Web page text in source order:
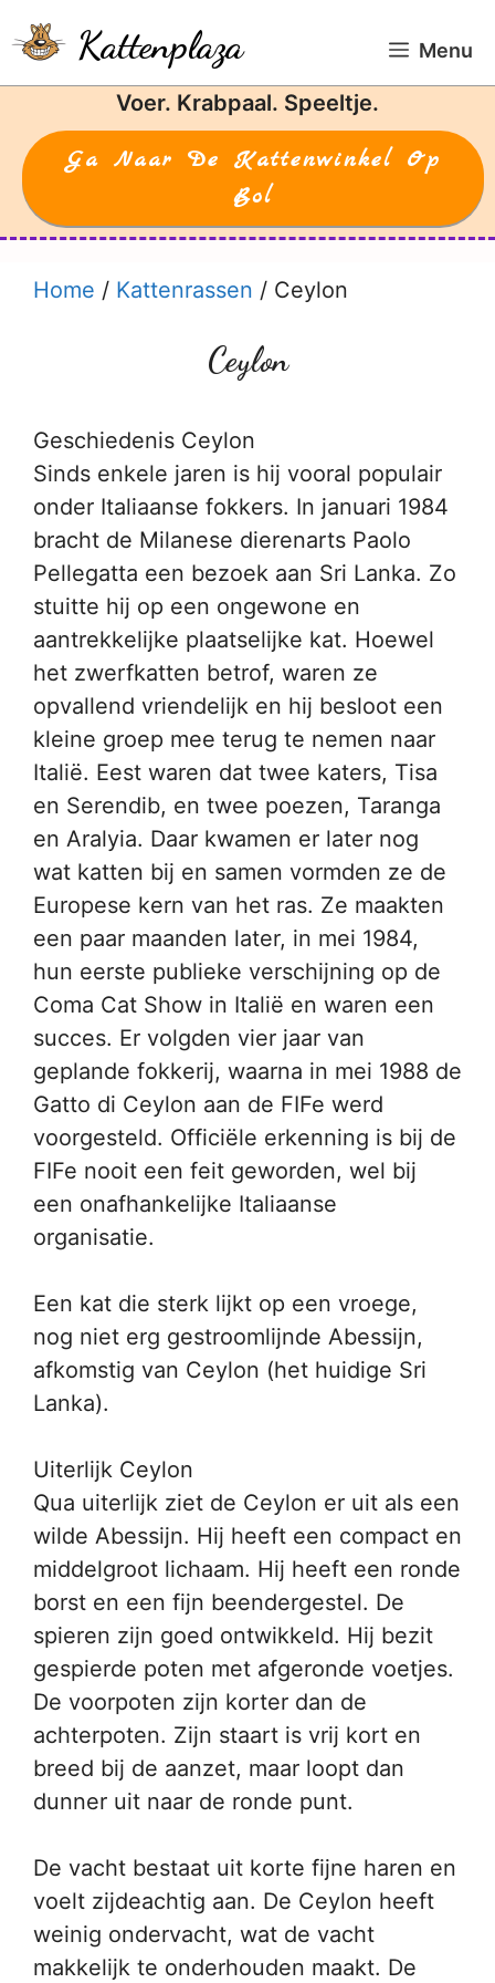
naar
de
Kattenplaza Menu
Voer. Krabpaal. Speeltje.
Ga Naar De Kattenwinkel Op
Bol
Home / Kattenrassen / Ceylon
Ceylon
Geschiedenis Ceylon
Sinds enkele jaren is hij vooral populair
onder Italiaanse fokkers. In januari 1984
bracht de Milanese dierenarts Paolo
Pellegatta een bezoek aan Sri Lanka. Zo
stuitte hij op een ongewone en
aantrekkelijke plaatselijke kat. Hoewel
het zwerfkatten betrof, waren ze
opvallend vriendelijk en hij besloot een
kleine groep mee terug te nemen naar
Italië. Eest waren dat twee katers, Tisa
en Serendib, en twee poezen, Taranga
en Aralyia. Daar kwamen er later nog
wat katten bij en samen vormden ze de
Europese kern van het ras. Ze maakten
een paar maanden later, in mei 1984,
hun eerste publieke verschijning op de
Coma Cat Show in Italië en waren een
succes. Er volgden vier jaar van
geplande fokkerij, waarna in mei 1988 de
Gatto di Ceylon aan de FIFe werd
voorgesteld. Officiële erkenning is bij de
FIFe nooit een feit geworden, wel bij
een onafhankelijke Italiaanse
organisatie.
Een kat die sterk lijkt op een vroege,
nog niet erg gestroomlijnde Abessijn,
afkomstig van Ceylon (het huidige Sri
Lanka).
Uiterlijk Ceylon
Qua uiterlijk ziet de Ceylon er uit als een
wilde Abessijn. Hij heeft een compact en
middelgroot lichaam. Hij heeft een ronde
borst en een fijn beendergestel. De
spieren zijn goed ontwikkeld. Hij bezit
gespierde poten met afgeronde voetjes.
De voorpoten zijn korter dan de
achterpoten. Zijn staart is vrij kort en
breed bij de aanzet, maar loopt dan
dunner uit naar de ronde punt.
De vacht bestaat uit korte fijne haren en
voelt zijdeachtig aan. De Ceylon heeft
weinig ondervacht, wat de vacht
makkelijk te onderhouden maakt. De